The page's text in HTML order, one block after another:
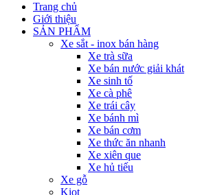
Trang chủ
Giới thiệu
SẢN PHẨM
Xe sắt - inox bán hàng
Xe trà sữa
Xe bán nước giải khát
Xe sinh tố
Xe cà phê
Xe trái cây
Xe bánh mì
Xe bán cơm
Xe thức ăn nhanh
Xe xiên que
Xe hủ tiếu
Xe gỗ
Kiot